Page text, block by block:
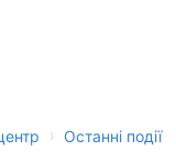
› Останні події